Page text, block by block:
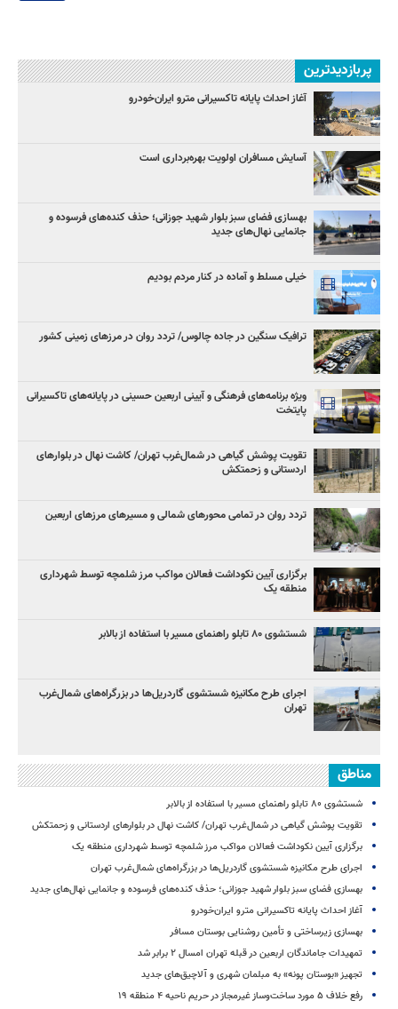
پربازدیدترین
آغاز احداث پایانه تاکسیرانی مترو ایران‌خودرو
آسایش مسافران اولویت بهره‌برداری است
بهسازی فضای سبز بلوار شهید جوزانی؛ حذف کنده‌های فرسوده و
جانمایی نهال‌های جدید
خیلی مسلط و آماده در کنار مردم بودیم
ترافیک سنگین در جاده چالوس/ تردد روان در مرزهای زمینی کشور
ویژه برنامه‌های فرهنگی و آیینی اربعین حسینی در پایانه‌های تاکسیرانی
پایتخت
تقویت پوشش گیاهی در شمال‌غرب تهران/ کاشت نهال در بلوارهای
اردستانی و زحمتکش
تردد روان در تمامی محورهای شمالی و مسیرهای مرزهای اربعین
برگزاری آیین نکوداشت فعالان مواکب مرز شلمچه توسط شهرداری
منطقه یک
شستشوی ۸۰ تابلو راهنمای مسیر با استفاده از بالابر
اجرای طرح مکانیزه شستشوی گاردریل‌ها در بزرگراه‌های شمال‌غرب
تهران
مناطق
شستشوی ۸۰ تابلو راهنمای مسیر با استفاده از بالابر
تقویت پوشش گیاهی در شمال‌غرب تهران/ کاشت نهال در بلوارهای اردستانی و زحمتکش
برگزاری آیین نکوداشت فعالان مواکب مرز شلمچه توسط شهرداری منطقه یک
اجرای طرح مکانیزه شستشوی گاردریل‌ها در بزرگراه‌های شمال‌غرب تهران
بهسازی فضای سبز بلوار شهید جوزانی؛ حذف کنده‌های فرسوده و جانمایی نهال‌های جدید
آغاز احداث پایانه تاکسیرانی مترو ایران‌خودرو
بهسازی زیرساختی و تأمین روشنایی بوستان مسافر
تمهیدات جاماندگان اربعین در قبله تهران امسال ۲ برابر شد
تجهیز «بوستان پونه» به مبلمان شهری و آلاچیق‌های جدید
رفع خلاف ۵ مورد ساخت‌وساز غیرمجاز در حریم ناحیه ۴ منطقه ۱۹